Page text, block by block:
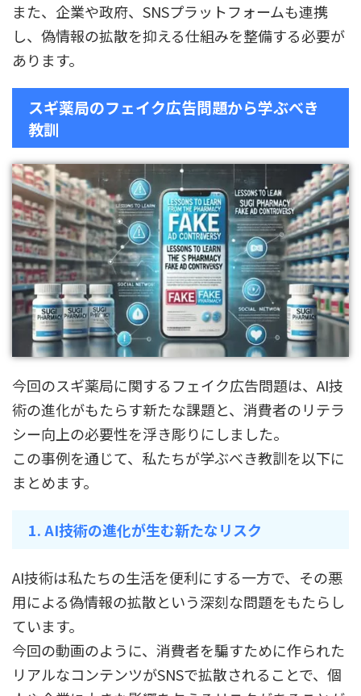
また、企業や政府、SNSプラットフォームも連携
し、偽情報の拡散を抑える仕組みを整備する必要が
あります。
スギ薬局のフェイク広告問題から学ぶべき
教訓
今回のスギ薬局に関するフェイク広告問題は、AI技
術の進化がもたらす新たな課題と、消費者のリテラ
シー向上の必要性を浮き彫りにしました。
この事例を通じて、私たちが学ぶべき教訓を以下に
まとめます。
1. AI技術の進化が生む新たなリスク
AI技術は私たちの生活を便利にする一方で、その悪
用による偽情報の拡散という深刻な問題をもたらし
ています。
今回の動画のように、消費者を騙すために作られた
リアルなコンテンツがSNSで拡散されることで、個